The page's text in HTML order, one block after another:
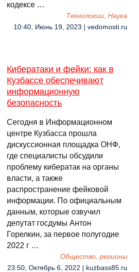
кодексе …
Технологии, Наука
10:40, Июнь 19, 2023 | vedomosti.ru
Кибератаки и фейки: как в
Кузбассе обеспечивают
информационную
безопасность
Сегодня в Информационном
центре Кузбасса прошла
дискуссионная площадка ОНФ,
где специалисты обсудили
проблему кибератак на органы
власти, а также
распространение фейковой
информации. По официальным
данным, которые озвучил
депутат госдумы Антон
Горелкин, за первое полугодие
2022 г …
Общество, регионы
23:50, Октябрь 6, 2022 | kuzbass85.ru